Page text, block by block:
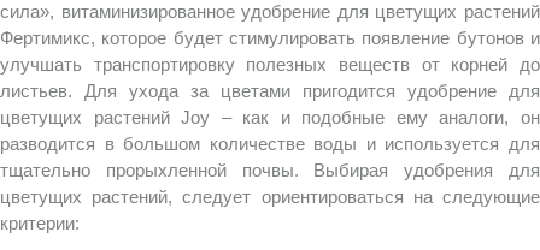
сила», витаминизированное удобрение для цветущих растений
Фертимикс, которое будет стимулировать появление бутонов и
улучшать транспортировку полезных веществ от корней до
листьев. Для ухода за цветами пригодится удобрение для
цветущих растений Joy – как и подобные ему аналоги, он
разводится в большом количестве воды и используется для
тщательно прорыхленной почвы. Выбирая удобрения для
цветущих растений, следует ориентироваться на следующие
критерии: